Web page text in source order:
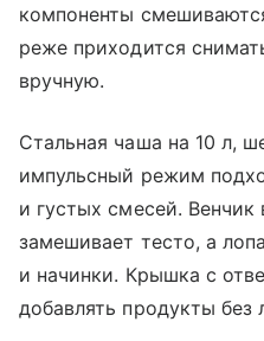
компоненты
реже приходится
вручную.
Стальная чаша на 10 л,
импульсный режим
и густых смесей.
замешивает тесто, а
и начинки. Крышка с
добавлять продукты без